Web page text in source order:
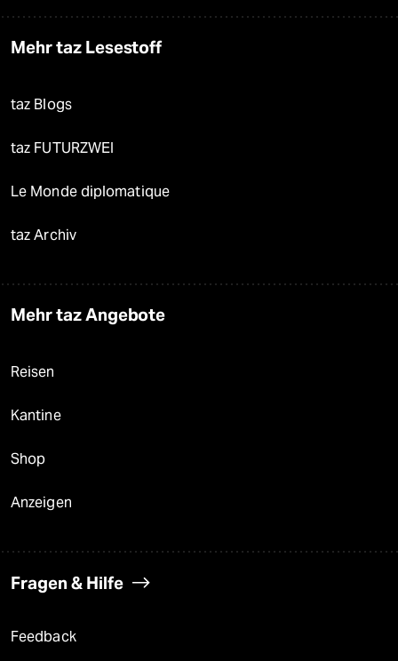
Mehr taz Lesestoff
taz Blogs
taz FUTURZWEI
Le Monde diplomatique
taz Archiv
Mehr taz Angebote
Reisen
Kantine
Shop
Anzeigen
Fragen & Hilfe
Feedback